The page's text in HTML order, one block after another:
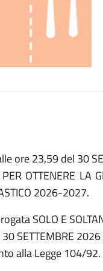
ore 23,59 del 30
OTTENERE LA
2026-2027.
SOLO E
SETTEMBRE
alla Legge 104/92.